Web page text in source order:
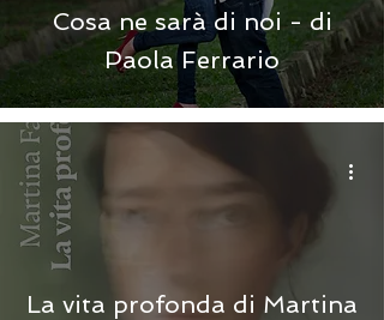
Cosa ne sarà di noi - di
Paola Ferrario
La vita profonda di Martina